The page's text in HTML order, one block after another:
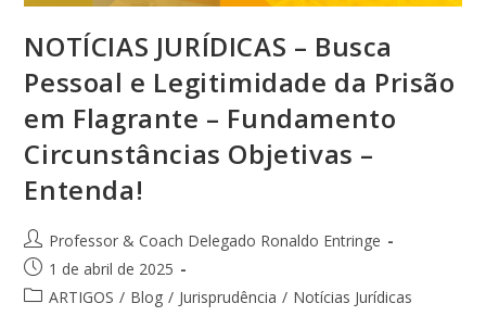
NOTÍCIAS JURÍDICAS – Busca
Pessoal e Legitimidade da Prisão
em Flagrante – Fundamento
Circunstâncias Objetivas –
Entenda!
Professor & Coach Delegado Ronaldo Entringe
1 de abril de 2025
ARTIGOS / Blog / Jurisprudência / Notícias Jurídicas